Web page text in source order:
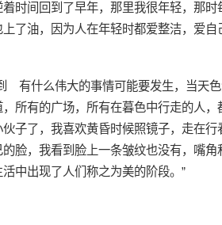
时间回到了早年，那里我很年轻，那时
了油，因为人在年轻时都爱整洁，爱自
有什么伟大的事情可能要发生，当天
所有的广场，所有在暮色中行走的人，
子了，我喜欢黄昏时候照镜子，走在行
脸，我看到脸上一条皱纹也没有，嘴角
中出现了人们称之为美的阶段。”